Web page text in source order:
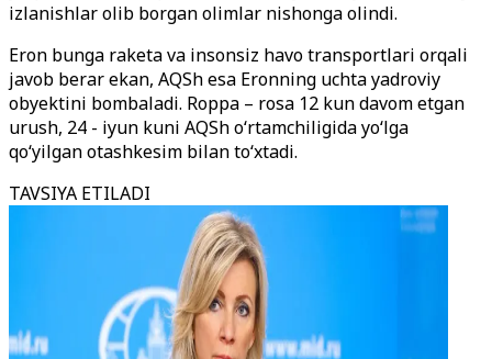
izlanishlar olib borgan olimlar nishonga olindi.
Eron bunga raketa va insonsiz havo transportlari orqali
javob berar ekan, AQSh esa Eronning uchta yadroviy
obyektini bombaladi. Roppa – rosa 12 kun davom etgan
urush, 24 - iyun kuni AQSh o‘rtamchiligida yo‘lga
qo‘yilgan otashkesim bilan to‘xtadi.
TAVSIYA ETILADI